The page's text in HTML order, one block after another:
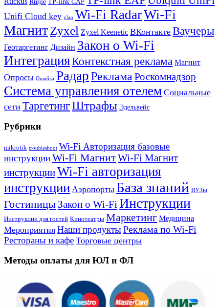
Ruijie TP-link CAP
Unifi Cloud key vlan Wi-Fi RadarWi-Fi
МагнитZyxel Zyxel Keenetic ВКонтакте Ваучеры
Геотаргетинг Дизайн Закон о Wi-Fi
ИнтеграцияКонтекстная реклама Магнит
Опросы Ошибка РадарРеклама Роскомнадзор
Система управления отелем Социальные
сети ТаргетингШтрафы Эдельвейс
Рубрики
mikrotik troubleshoot Wi-Fi Авторизация базовые
инструкцииWi-Fi МагнитWi-Fi Магнит
инструкцииWi-Fi авторизация
инструкции Аэропорты База знаний ВУЗы
Гостиницы Закон о Wi-FiИнструкции
Инструкции для гостей Кинотеатры Маркетинг Медицина
Мероприятия Наши продуктыРеклама по Wi-Fi
Рестораны и кафе Торговые центры
Методы оплаты для ЮЛ и ФЛ